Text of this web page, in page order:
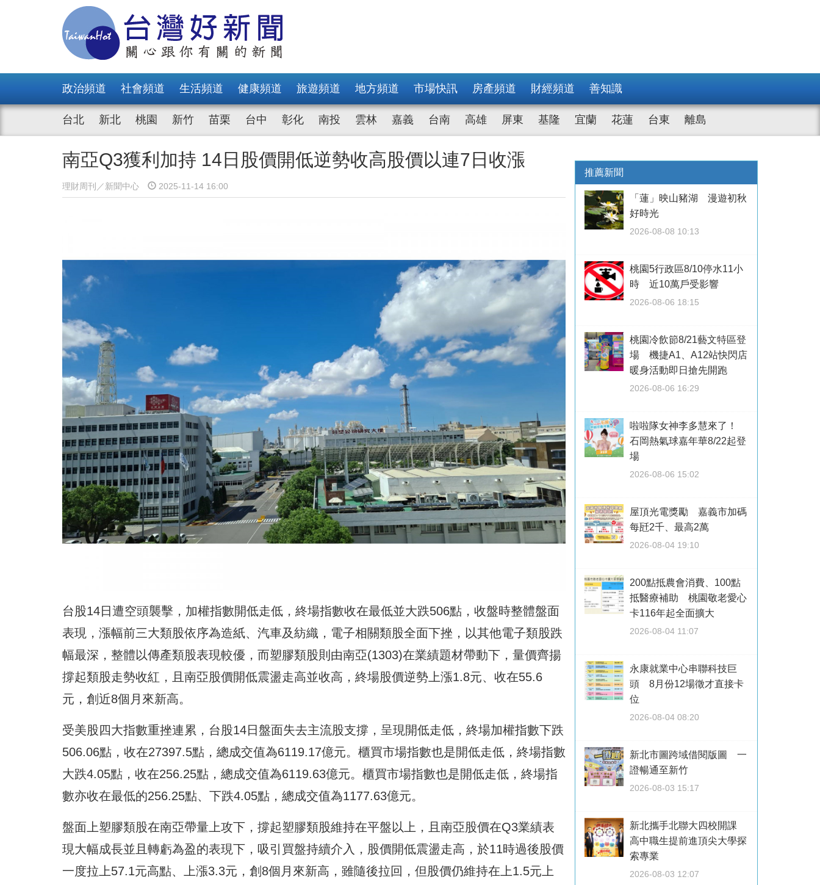
政治頻道 社會頻道 生活頻道 健康頻道 旅遊頻道 地方頻道 市場快訊 房產頻道 財經頻道 善知識
台北 新北 桃園 新竹 苗栗 台中 彰化 南投 雲林 嘉義 台南 高雄 屏東 基隆 宜蘭 花蓮 台東 離島
南亞Q3獲利加持 14日股價開低逆勢收高股價以連7日收漲
理財周刊／新聞中心 2025-11-14 16:00
台股14日遭空頭襲擊，加權指數開低走低，終場指數收在最低並大跌506點，收盤時整體盤面
表現，漲幅前三大類股依序為造紙、汽車及紡織，電子相關類股全面下挫，以其他電子類股跌
幅最深，整體以傳產類股表現較優，而塑膠類股則由南亞(1303)在業績題材帶動下，量價齊揚
撐起類股走勢收紅，且南亞股價開低震盪走高並收高，終場股價逆勢上漲1.8元、收在55.6
元，創近8個月來新高。
受美股四大指數重挫連累，台股14日盤面失去主流股支撐，呈現開低走低，終場加權指數下跌
506.06點，收在27397.5點，總成交值為6119.17億元。櫃買市場指數也是開低走低，終場指數
大跌4.05點，收在256.25點，總成交值為6119.63億元。櫃買市場指數也是開低走低，終場指
數亦收在最低的256.25點、下跌4.05點，總成交值為1177.63億元。
盤面上塑膠類股在南亞帶量上攻下，撐起塑膠類股維持在平盤以上，且南亞股價在Q3業績表
現大幅成長並且轉虧為盈的表現下，吸引買盤持續介入，股價開低震盪走高，於11時過後股價
一度拉上57.1元高點、上漲3.3元，創8個月來新高，雖隨後拉回，但股價仍維持在上1.5元上
推薦新聞
「蓮」映山豬湖 漫遊初秋
好時光
2026-08-08 10:13
桃園5行政區8/10停水11小
時 近10萬戶受影響
2026-08-06 18:15
桃園冷飲節8/21藝文特區登
場 機捷A1、A12站快閃店
暖身活動即日搶先開跑
2026-08-06 16:29
啦啦隊女神李多慧來了！
石岡熱氣球嘉年華8/22起登
場
2026-08-06 15:02
屋頂光電獎勵 嘉義市加碼
每瓩2千、最高2萬
2026-08-04 19:10
200點抵農會消費、100點
抵醫療補助 桃園敬老愛心
卡116年起全面擴大
2026-08-04 11:07
永康就業中心串聯科技巨
頭 8月份12場徵才直接卡
位
2026-08-04 08:20
新北市圖跨域借閱版圖 一
證暢通至新竹
2026-08-03 15:17
新北攜手北聯大四校開課
高中職生提前進頂尖大學探
索專業
2026-08-03 12:07